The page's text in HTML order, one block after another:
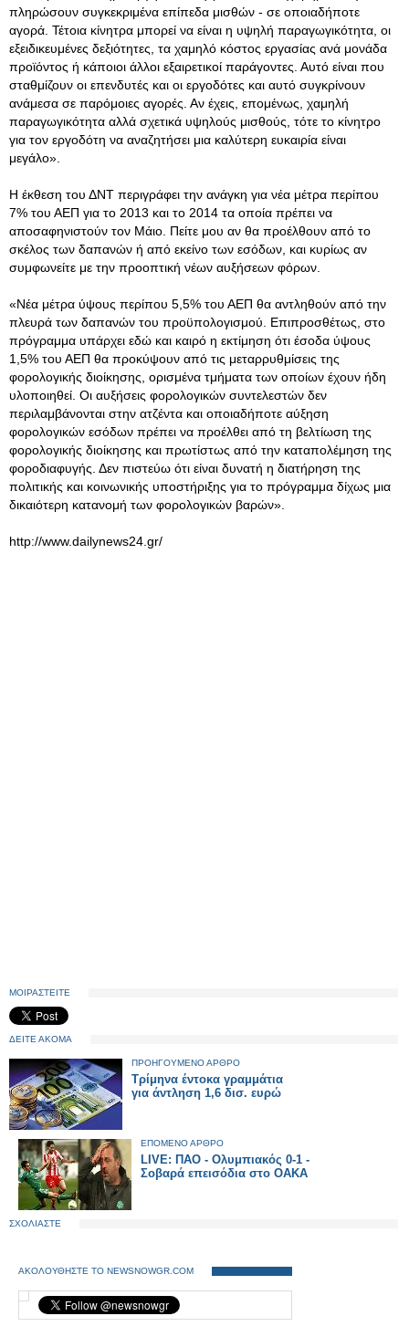
πληρώσουν συγκεκριμένα επίπεδα μισθών - σε οποιαδήποτε
αγορά. Τέτοια κίνητρα μπορεί να είναι η υψηλή παραγωγικότητα, οι
εξειδικευμένες δεξιότητες, τα χαμηλό κόστος εργασίας ανά μονάδα
προϊόντος ή κάποιοι άλλοι εξαιρετικοί παράγοντες. Αυτό είναι που
σταθμίζουν οι επενδυτές και οι εργοδότες και αυτό συγκρίνουν
ανάμεσα σε παρόμοιες αγορές. Αν έχεις, επομένως, χαμηλή
παραγωγικότητα αλλά σχετικά υψηλούς μισθούς, τότε το κίνητρο
για τον εργοδότη να αναζητήσει μια καλύτερη ευκαιρία είναι
μεγάλο».
Η έκθεση του ΔΝΤ περιγράφει την ανάγκη για νέα μέτρα περίπου
7% του ΑΕΠ για το 2013 και το 2014 τα οποία πρέπει να
αποσαφηνιστούν τον Μάιο. Πείτε μου αν θα προέλθουν από το
σκέλος των δαπανών ή από εκείνο των εσόδων, και κυρίως αν
συμφωνείτε με την προοπτική νέων αυξήσεων φόρων.
«Νέα μέτρα ύψους περίπου 5,5% του ΑΕΠ θα αντληθούν από την
πλευρά των δαπανών του προϋπολογισμού. Επιπροσθέτως, στο
πρόγραμμα υπάρχει εδώ και καιρό η εκτίμηση ότι έσοδα ύψους
1,5% του ΑΕΠ θα προκύψουν από τις μεταρρυθμίσεις της
φορολογικής διοίκησης, ορισμένα τμήματα των οποίων έχουν ήδη
υλοποιηθεί. Οι αυξήσεις φορολογικών συντελεστών δεν
περιλαμβάνονται στην ατζέντα και οποιαδήποτε αύξηση
φορολογικών εσόδων πρέπει να προέλθει από τη βελτίωση της
φορολογικής διοίκησης και πρωτίστως από την καταπολέμηση της
φοροδιαφυγής. Δεν πιστεύω ότι είναι δυνατή η διατήρηση της
πολιτικής και κοινωνικής υποστήριξης για το πρόγραμμα δίχως μια
δικαιότερη κατανομή των φορολογικών βαρών».
http://www.dailynews24.gr/
ΜΟΙΡΑΣΤΕΙΤΕ
ΔΕΙΤΕ ΑΚΟΜΑ
ΠΡΟΗΓΟΥΜΕΝΟ ΑΡΘΡΟ
Τρίμηνα έντοκα γραμμάτια
για άντληση 1,6 δισ. ευρώ
ΕΠΟΜΕΝΟ ΑΡΘΡΟ
LIVE: ΠΑΟ - Ολυμπιακός 0-1 -
Σοβαρά επεισόδια στο ΟΑΚΑ
ΣΧΟΛΙΑΣΤΕ
ΑΚΟΛΟΥΘΗΣΤΕ ΤΟ NEWSNOWGR.COM